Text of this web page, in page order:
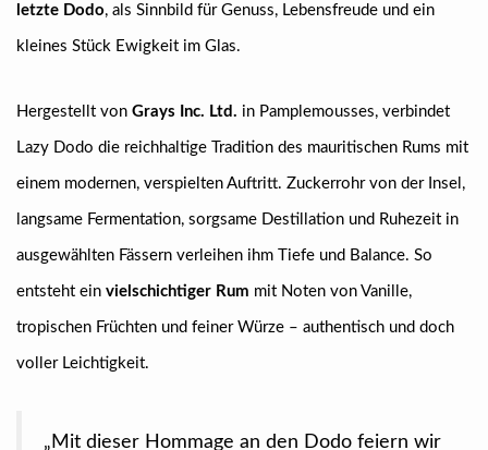
letzte Dodo, als Sinnbild für Genuss, Lebensfreude und ein
kleines Stück Ewigkeit im Glas.
Hergestellt von Grays Inc. Ltd. in Pamplemousses, verbindet
Lazy Dodo die reichhaltige Tradition des mauritischen Rums mit
einem modernen, verspielten Auftritt. Zuckerrohr von der Insel,
langsame Fermentation, sorgsame Destillation und Ruhezeit in
ausgewählten Fässern verleihen ihm Tiefe und Balance. So
entsteht ein vielschichtiger Rum mit Noten von Vanille,
tropischen Früchten und feiner Würze – authentisch und doch
voller Leichtigkeit.
„Mit dieser Hommage an den Dodo feiern wir